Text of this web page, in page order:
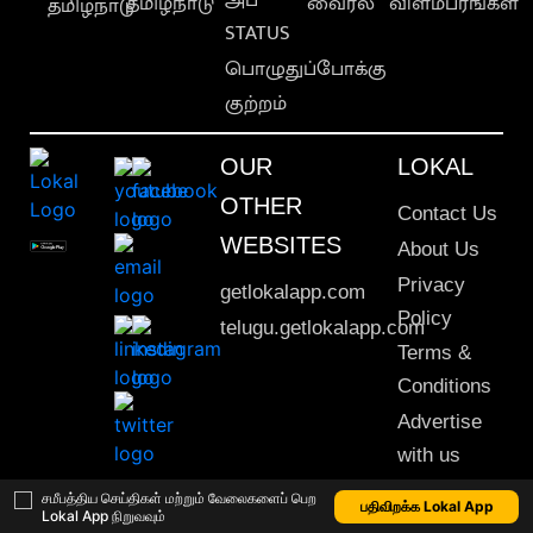
சமீபத்திய செய்திகள் மற்றும் வேலைகளைப் பெற
Lokal App நிறுவவும்
பதிவிறக்க Lokal App
STATUS
பொழுதுப்போக்கு
குற்றம்
OUR
OTHER
WEBSITES
getlokalapp.com
telugu.getlokalapp.com
LOKAL
Contact Us
About Us
Privacy
Policy
Terms &
Conditions
Advertise
with us
Sitemap
This material may not be published, transmitted, rewritten or redistributed. © 2020 Lokal App. All rights reserved.